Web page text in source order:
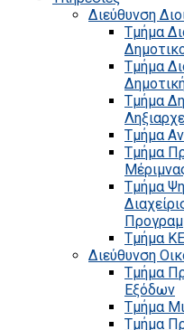
Διεύθυνση
Τμήμα
Τμήμα
Τμήμα
Τμήμα
Τμήμα
Τμήμα
Τμήμα
Διεύθυνση
Τμήμα
Εξόδων
Τμήμα
Τμήμα